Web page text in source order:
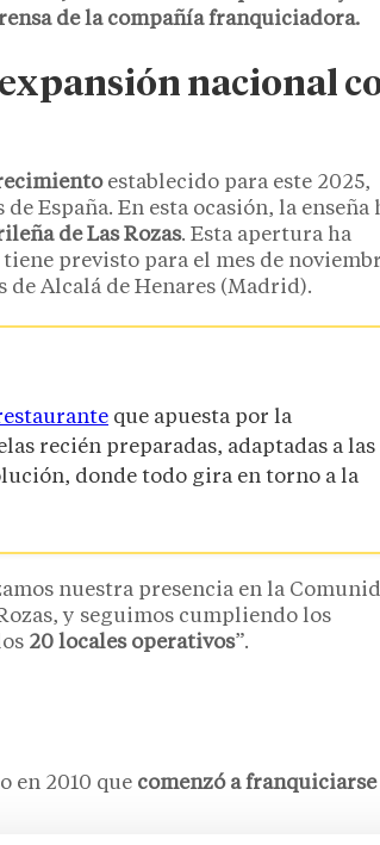
de la compañía franquiciadora.
nacional
establecido para este 2025,
España. En esta ocasión, la enseña
de Las Rozas. Esta apertura ha
previsto para el mes de
Alcalá de Henares (Madrid).
que apuesta por la
recién preparadas, adaptadas a las
donde todo gira en torno a la
nuestra presencia en la
y seguimos cumpliendo los
20 locales operativos”.
en 2010 que comenzó a franquiciarse